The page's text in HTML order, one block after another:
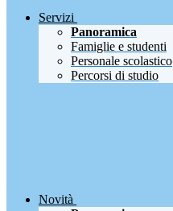
Servizi
Panoramica
Famiglie e studenti
Personale scolastico
Percorsi di studio
Novità